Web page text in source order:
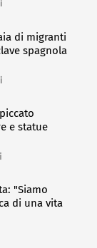
di migranti
spagnola
e statue
"Siamo
di una vita